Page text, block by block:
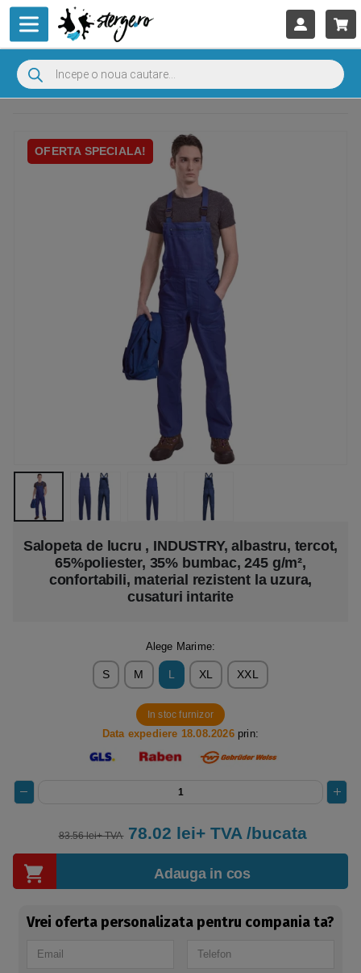
OFERTA SPECIALA!
Salopeta de lucru , INDUSTRY, albastru, tercot,
65%poliester, 35% bumbac, 245 g/m²,
confortabili, material rezistent la uzura,
cusaturi intarite
Alege Marime:
S M L XL XXL
In stoc furnizor
Data expediere 18.08.2026prin:
83.56 lei+ TVA 78.02 lei+ TVA /bucata
Adauga in cos
Vrei oferta personalizata pentru compania ta?